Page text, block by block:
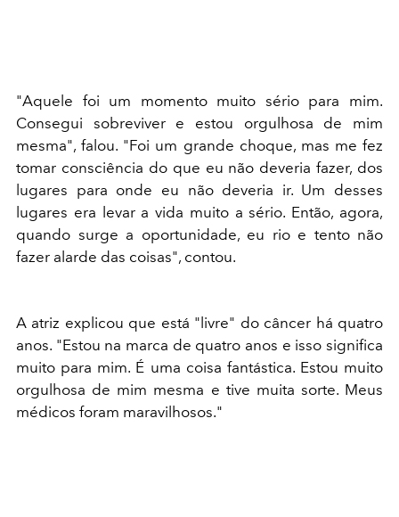
"Aquele foi um momento muito sério para mim.
Consegui sobreviver e estou orgulhosa de mim
mesma", falou. "Foi um grande choque, mas me fez
tomar consciência do que eu não deveria fazer, dos
lugares para onde eu não deveria ir. Um desses
lugares era levar a vida muito a sério. Então, agora,
quando surge a oportunidade, eu rio e tento não
fazer alarde das coisas", contou.
A atriz explicou que está "livre" do câncer há quatro
anos. "Estou na marca de quatro anos e isso significa
muito para mim. É uma coisa fantástica. Estou muito
orgulhosa de mim mesma e tive muita sorte. Meus
médicos foram maravilhosos."